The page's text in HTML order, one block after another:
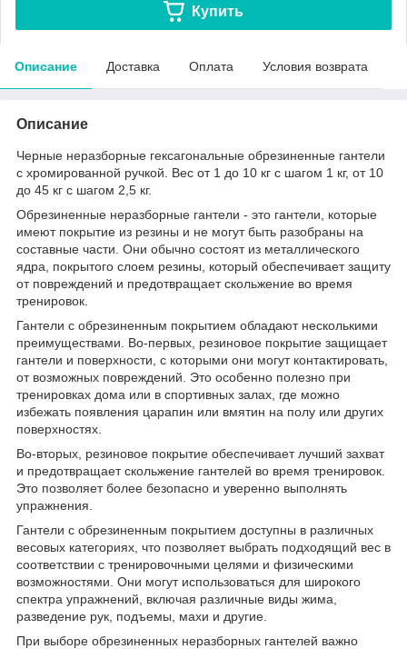
Купить
Описание Доставка Оплата Условия возврата
Описание
Черные неразборные гексагональные обрезиненные гантели
с хромированной ручкой. Вес от 1 до 10 кг с шагом 1 кг, от 10
до 45 кг с шагом 2,5 кг.
Обрезиненные неразборные гантели - это гантели, которые
имеют покрытие из резины и не могут быть разобраны на
составные части. Они обычно состоят из металлического
ядра, покрытого слоем резины, который обеспечивает защиту
от повреждений и предотвращает скольжение во время
тренировок.
Гантели с обрезиненным покрытием обладают несколькими
преимуществами. Во-первых, резиновое покрытие защищает
гантели и поверхности, с которыми они могут контактировать,
от возможных повреждений. Это особенно полезно при
тренировках дома или в спортивных залах, где можно
избежать появления царапин или вмятин на полу или других
поверхностях.
Во-вторых, резиновое покрытие обеспечивает лучший захват
и предотвращает скольжение гантелей во время тренировок.
Это позволяет более безопасно и уверенно выполнять
упражнения.
Гантели с обрезиненным покрытием доступны в различных
весовых категориях, что позволяет выбрать подходящий вес в
соответствии с тренировочными целями и физическими
возможностями. Они могут использоваться для широкого
спектра упражнений, включая различные виды жима,
разведение рук, подъемы, махи и другие.
При выборе обрезиненных неразборных гантелей важно